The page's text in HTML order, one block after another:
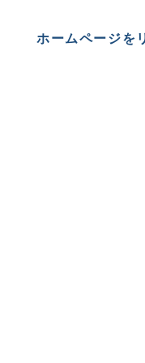
ホームページを